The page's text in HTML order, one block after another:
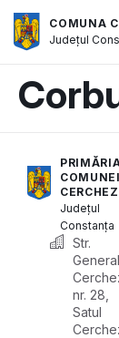
COMUNA
Județul
COMUNEI
Județul
Constanța
Str.
General
nr. 28,
Satul